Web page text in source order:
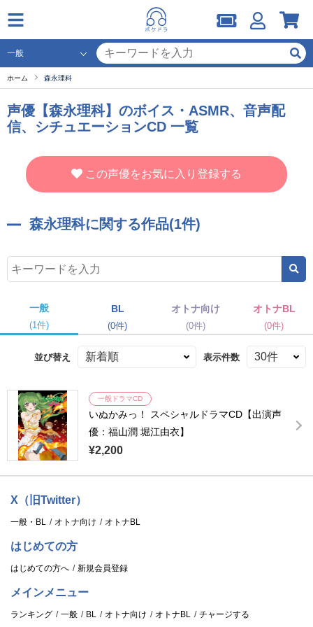
ホーム 森永理科
声優【森永理科】のボイス・ASMR、音声配
信、シチュエーションCD 一覧
この声優をお気に入り登録する
森永理科に関する作品(1件)
一般
(1件)
BL
(0件)
オトナ向け
(0件)
オトナBL
(0件)
並び替え 表示件数
一般ドラマCD
いぬかみっ！ スペシャルドラマCD【出演声
優：福山潤 堀江由衣】
¥2,200
X（旧Twitter）
一般・BL オトナ向け オトナBL
はじめての方
はじめての方へ 新規会員登録
メインメニュー
ランキング 一般 BL オトナ向け オトナBL チャージする